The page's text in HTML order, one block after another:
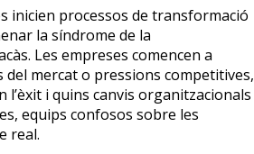
inicien processos de transformació
la síndrome de la
Les empreses comencen a
mercat o pressions competitives,
i quins canvis organitzacionals
equips confosos sobre les
real.